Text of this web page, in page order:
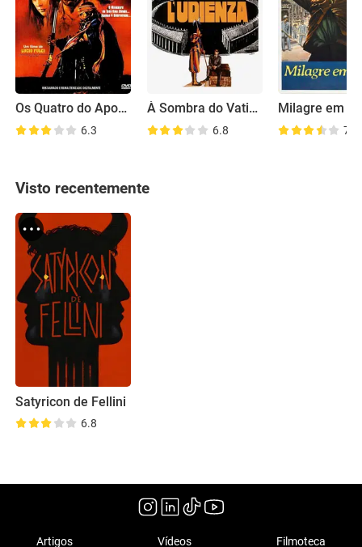
Os Quatro do Apocalipse
6.3
À Sombra do Vaticano
6.8
Milagre em
7.6
Visto recentemente
Satyricon de Fellini
6.8
Artigos Vídeos Filmoteca